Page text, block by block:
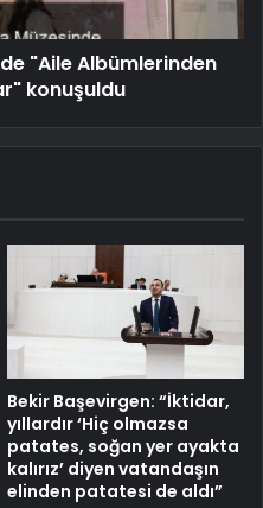
"Aile Albümlerinden
konuşuldu
Bekir Başevirgen: “İktidar,
yıllardır ‘Hiç olmazsa
patates, soğan yer ayakta
kalırız’ diyen vatandaşın
elinden patatesi de aldı”